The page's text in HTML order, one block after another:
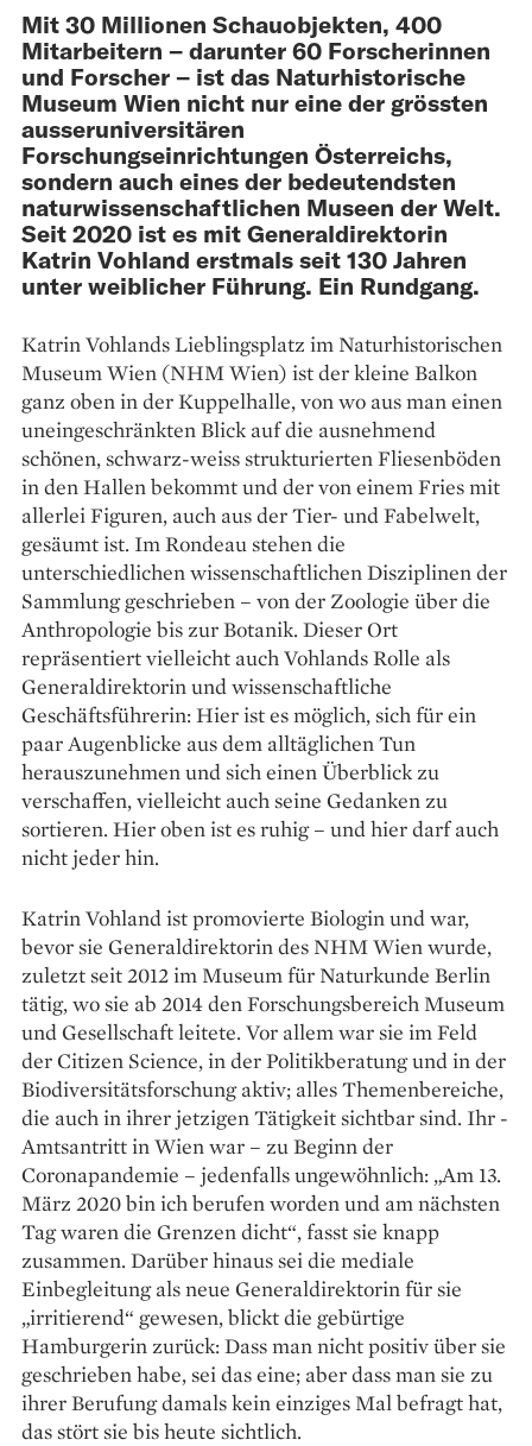
Mit 30 Millionen Schauobjekten, 400
Mitarbeitern – darunter 60 Forscherinnen
und Forscher – ist das Naturhistorische
Museum Wien nicht nur eine der grössten
ausseruniversitären
Forschungseinrichtungen Österreichs,
sondern auch eines der bedeutendsten
naturwissenschaftlichen Museen der Welt.
Seit 2020 ist es mit Generaldirektorin
Katrin Vohland erstmals seit 130 Jahren
unter weiblicher Führung. Ein Rundgang.
Katrin Vohlands Lieblingsplatz im Natur­historischen
Museum Wien (NHM Wien) ist der kleine Balkon
ganz oben in der Kuppelhalle, von wo aus man einen
uneingeschränkten Blick auf die ausnehmend
schönen, schwarz-weiss strukturier­­­ten Fliesenböden
in den Hallen bekommt und der von einem Fries mit
allerlei Fi­guren, auch aus der Tier- und Fabelwelt,
gesäumt ist. Im Rondeau stehen die
unterschiedlichen wissenschaftlichen Disziplinen der
Sammlung geschrieben – von der Zoologie über die
Anthropologie bis zur Botanik. Dieser Ort
repräsentiert vielleicht auch Vohlands Rolle als
Generaldirektorin und wissenschaftliche
Geschäftsführerin: Hier ist es möglich, sich für ein
paar Augenblicke aus dem alltäglichen Tun
herauszunehmen und sich einen Überblick zu
verschaffen, vielleicht auch seine Gedanken zu
sortieren. Hier oben ist es ruhig – und hier darf auch
nicht jeder hin.
Katrin Vohland ist promovierte Biologin und war,
bevor sie Generaldirektorin des NHM Wien wurde,
zuletzt seit 2012 im Museum für Naturkunde Berlin
tätig, wo sie ab 2014 den Forschungsbereich Museum
und Gesellschaft leitete. Vor ­allem war sie im Feld
der Citizen Science, in der Politik­beratung und in der
Biodiversitäts­forschung ­aktiv; alles Themenbereiche,
die auch in ­ihrer ­jetzigen Tätigkeit sichtbar sind. Ihr ­
Amtsantritt in Wien war – zu Beginn der
Coronapandemie – ­jedenfalls ungewöhnlich: „Am 13.
März 2020 bin ich berufen worden und am nächsten
Tag waren die Grenzen dicht“, fasst sie knapp
zusammen. Darüber hinaus sei die mediale
Einbegleitung als neue Generaldirektorin für sie
„irritierend“ gewesen, blickt die gebürtige
Hamburgerin zurück: Dass man nicht positiv über sie
geschrieben habe, sei das eine; aber dass man sie zu
ihrer Berufung damals kein einziges Mal befragt hat,
das stört sie bis heute sichtlich.